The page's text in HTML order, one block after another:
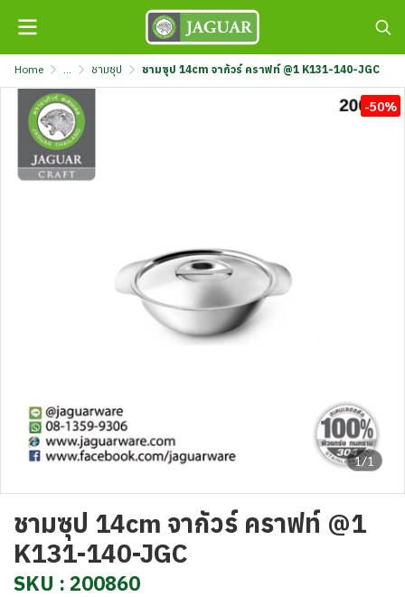
Home ... ชามซุป ชามซุป 14cm จากัวร์ คราฟท์ @1 K131-140-JGC
1/1
-50%
ชามซุป 14cm จากัวร์ คราฟท์ @1
K131-140-JGC
SKU : 200860